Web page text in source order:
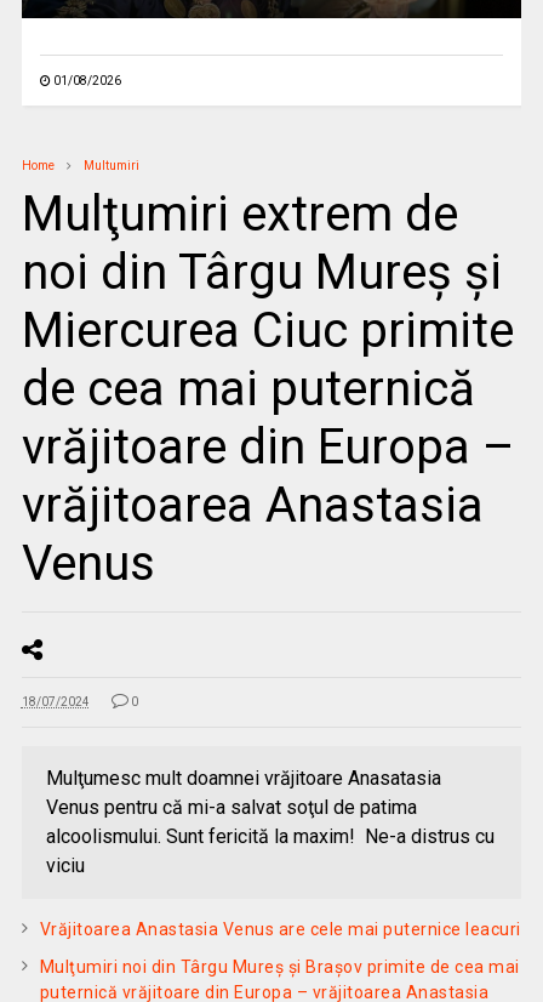
01/08/2026
Home Multumiri
Mulţumiri extrem de
noi din Târgu Mureș și
Miercurea Ciuc primite
de cea mai puternică
vrăjitoare din Europa –
vrăjitoarea Anastasia
Venus
18/07/2024 0
Mulţumesc mult doamnei vrăjitoare Anasatasia
Venus pentru că mi-a salvat soţul de patima
alcoolismului. Sunt fericită la maxim! Ne-a distrus cu
viciu
Vrăjitoarea Anastasia Venus are cele mai puternice leacuri
Mulţumiri noi din Târgu Mureș și Brașov primite de cea mai
puternică vrăjitoare din Europa – vrăjitoarea Anastasia